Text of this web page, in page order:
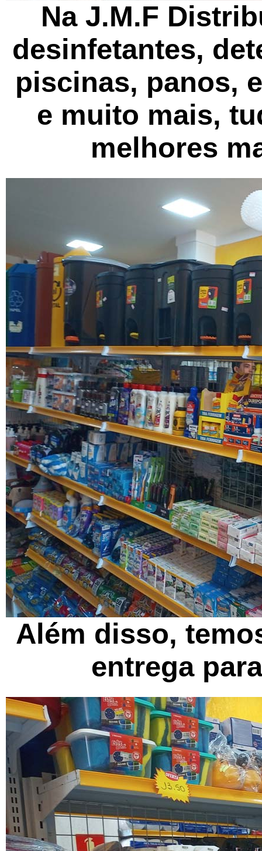
Na J.M.F
desinfetantes,
piscinas, panos,
e muito mais,
melhores
Além disso,
entrega